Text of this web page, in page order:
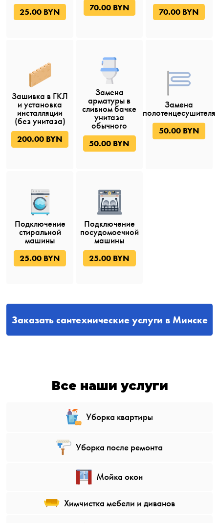
25.00 BYN 70.00 BYN 70.00 BYN
Зашивка в ГКЛ
и установка
инсталляции
(без унитаза)
200.00 BYN
Замена
арматуры в
сливном бачке
унитаза
обычного
50.00 BYN
Замена
полотенцесушителя
50.00 BYN
Подключение
стиральной
машины
25.00 BYN
Подключение
посудомоечной
машины
25.00 BYN
Заказать сантехнические услуги в Минске
Все наши услуги
Уборка квартиры
Уборка после ремонта
Мойка окон
Химчистка мебели и диванов